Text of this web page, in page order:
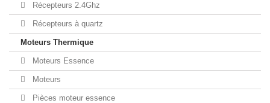
Récepteurs 2.4Ghz
Récepteurs à quartz
Moteurs Thermique
Moteurs Essence
Moteurs
Pièces moteur essence